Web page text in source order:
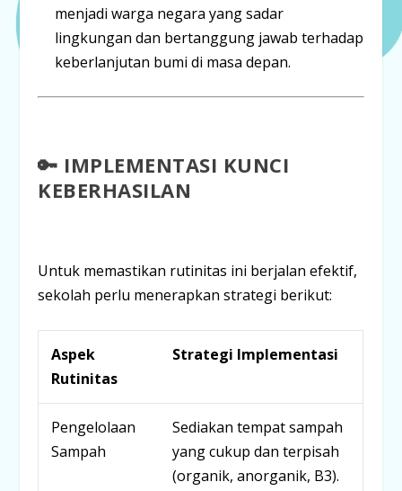
menjadi warga negara yang sadar
lingkungan dan bertanggung jawab terhadap
keberlanjutan bumi di masa depan.
🔑 IMPLEMENTASI KUNCI
KEBERHASILAN
Untuk memastikan rutinitas ini berjalan efektif,
sekolah perlu menerapkan strategi berikut:
Aspek
Rutinitas
Strategi Implementasi
Pengelolaan
Sampah
Sediakan tempat sampah
yang cukup dan terpisah
(organik, anorganik, B3).